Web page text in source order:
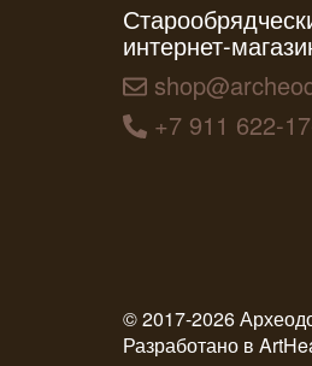
интернет-
+7 911 622-
© 2017-2026
Разработано в